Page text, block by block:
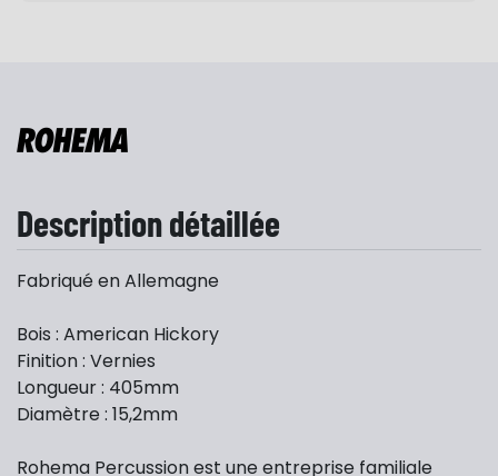
Description détaillée
Fabriqué en Allemagne
Bois : American Hickory
Finition : Vernies
Longueur : 405mm
Diamètre : 15,2mm
Rohema Percussion est une entreprise familiale